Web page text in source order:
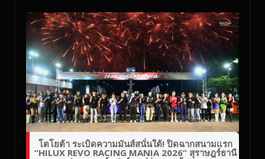
โตโยต้า ระเบิดความมันส์สนั่นใต้! ปิดฉากสนามแรก
“HILUX REVO RACING MANIA 2026” สุราษฎร์ธานี